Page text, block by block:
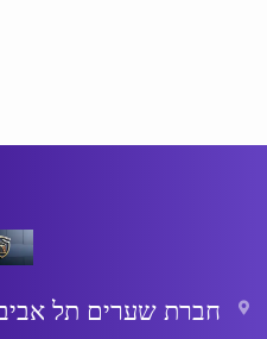
חברת שערים תל